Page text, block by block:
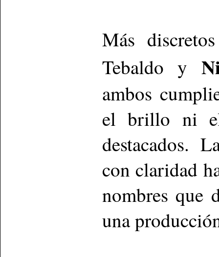
Más
Tebaldo y
ambos
el brillo ni el
destacados.
con claridad
nombres que
una